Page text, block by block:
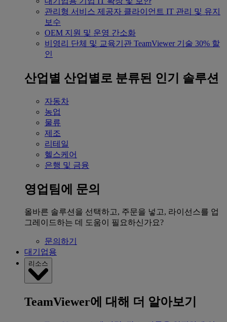
관리형 서비스 제공자 클라이언트 IT 관리 및 유지
보수
OEM 지원 및 운영 간소화
비영리 단체 및 교육기관 TeamViewer 기술 30% 할
인
산업별 산업별로 분류된 인기 솔루션
자동차
농업
물류
제조
리테일
헬스케어
은행 및 금융
영업팀에 문의
올바른 솔루션을 선택하고, 주문을 넣고, 라이선스를 업
그레이드하는 데 도움이 필요하신가요?
문의하기
대기업용
리소스
TeamViewer에 대해 더 알아보기